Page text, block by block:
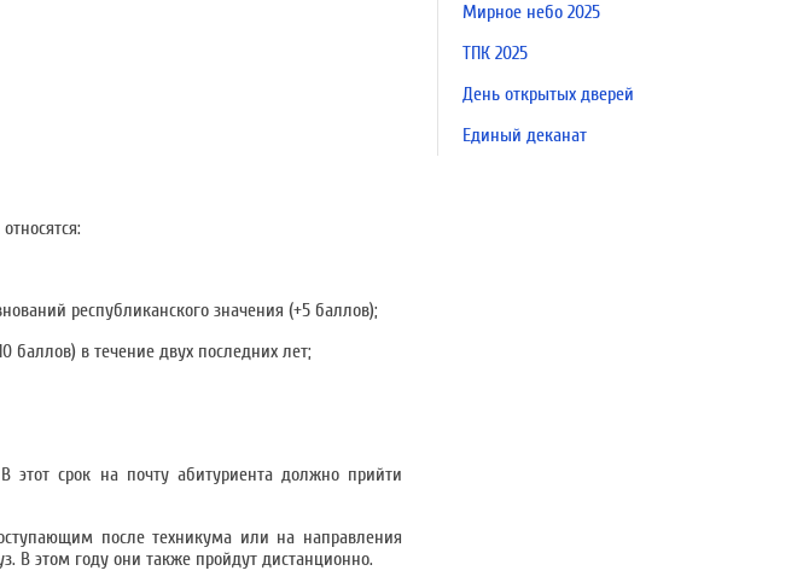
республиканского значения (+5 баллов);
баллов) в течение двух последних лет;
этот срок на почту абитуриента должно прийти
после техникума или на направления
В этом году они также пройдут дистанционно.
Мирное небо 2025
ТПК 2025
День открытых дверей
Единый деканат